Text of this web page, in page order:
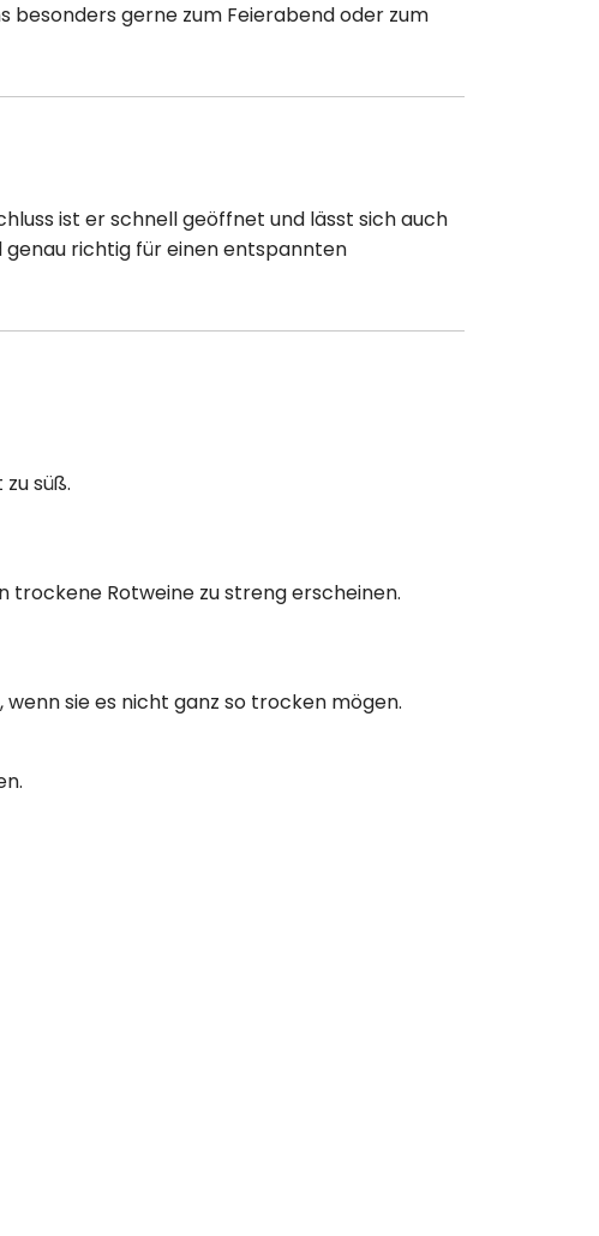
besonders gerne zum Feierabend oder zum
ist er schnell geöffnet und lässt sich auch
genau richtig für einen entspannten
süß.
Rotweine zu streng erscheinen.
sie es nicht ganz so trocken mögen.